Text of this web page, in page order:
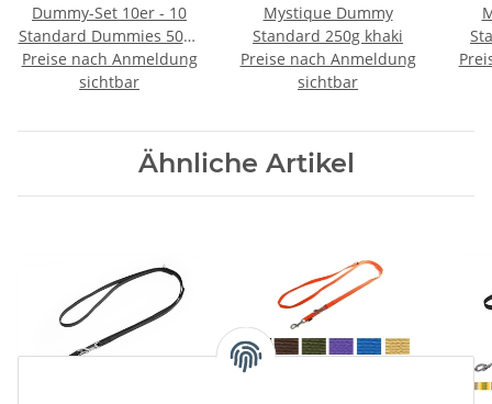
Dummy-Set 10er - 10
Standard Dummies 500g
farblich gemischt
Dummyset
Preise nach Anmeldung
sichtbar
Mystique Dummy
Standard 250g khaki
Preise nach Anmeldung
sichtbar
Ähnliche Artikel